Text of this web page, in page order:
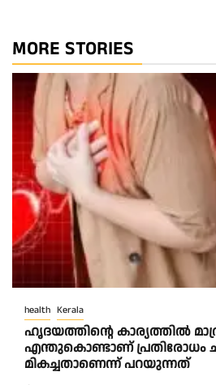
MORE STORIES
health Kerala
ഹൃദയത്തിന്റെ കാര്യത്തിൽ
എന്തുകൊണ്ടാണ് പ്രതിരോധം
മികച്ചതാണെന്ന് പറയുന്നത്